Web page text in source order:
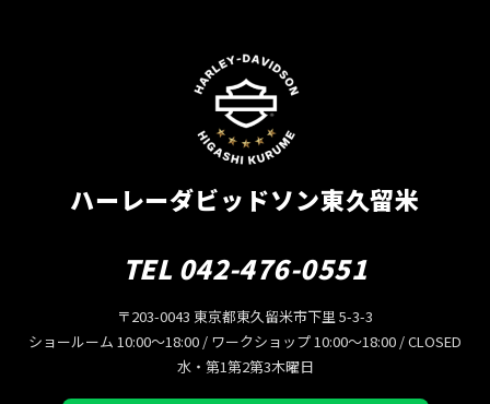
ハーレーダビッドソン東久留米
TEL 042-476-0551
〒203-0043 東京都東久留米市下里 5-3-3
ショールーム 10:00〜18:00 / ワークショップ 10:00〜18:00 / CLOSED
水・第1第2第3木曜日